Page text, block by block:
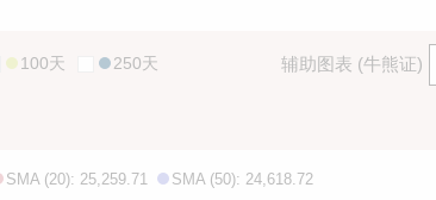
100天 250天 辅助图表 (牛熊证)
SMA (20): 25,259.71 SMA (50): 24,618.72